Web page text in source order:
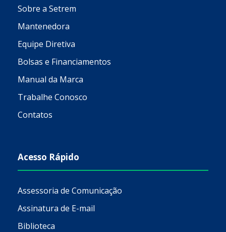
Sobre a Setrem
Mantenedora
Equipe Diretiva
Bolsas e Financiamentos
Manual da Marca
Trabalhe Conosco
Contatos
Acesso Rápido
Assessoria de Comunicação
Assinatura de E-mail
Biblioteca